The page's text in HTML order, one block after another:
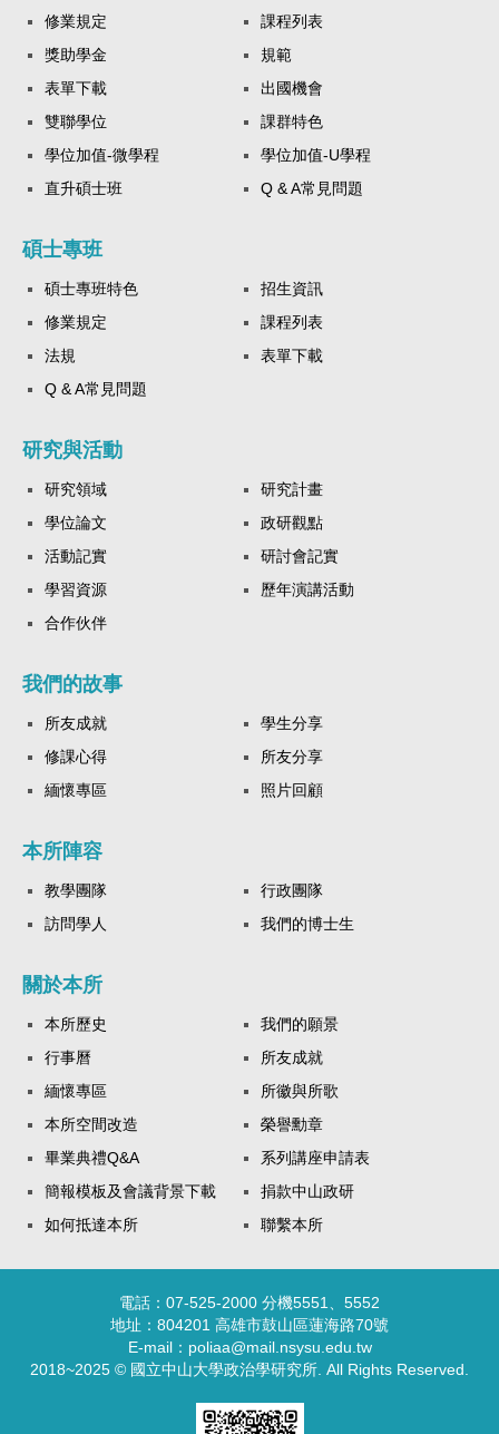
修業規定
課程列表
獎助學金
規範
表單下載
出國機會
雙聯學位
課群特色
學位加值-微學程
學位加值-U學程
直升碩士班
Q & A常見問題
碩士專班
碩士專班特色
招生資訊
修業規定
課程列表
法規
表單下載
Q & A常見問題
研究與活動
研究領域
研究計畫
學位論文
政研觀點
活動記實
研討會記實
學習資源
歷年演講活動
合作伙伴
我們的故事
所友成就
學生分享
修課心得
所友分享
緬懷專區
照片回顧
本所陣容
教學團隊
行政團隊
訪問學人
我們的博士生
關於本所
本所歷史
我們的願景
行事曆
所友成就
緬懷專區
所徽與所歌
本所空間改造
榮譽勳章
畢業典禮Q&A
系列講座申請表
簡報模板及會議背景下載
捐款中山政研
如何抵達本所
聯繫本所
電話：07-525-2000 分機5551、5552
地址：804201 高雄市鼓山區蓮海路70號
E-mail：poliaa@mail.nsysu.edu.tw
2018~2025 © 國立中山大學政治學研究所. All Rights Reserved.